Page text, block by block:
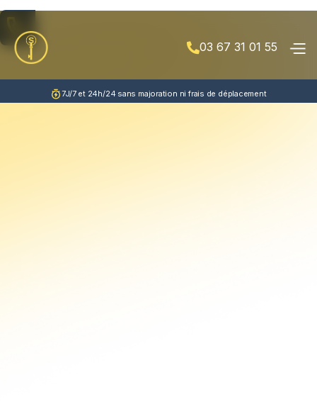
03 67 31 01 55
7J/7 et 24h/24 sans majoration ni frais de déplacement